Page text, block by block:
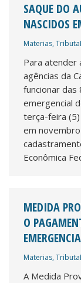
SAQUE DO
NASCIDOS
Materias,
Para atender
agências da
funcionar das
emergencial
terça-feira
em
Econômica
MEDIDA
O
Materias,
A Medida